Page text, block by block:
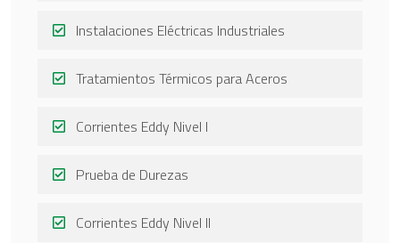
Instalaciones Eléctricas Industriales
Tratamientos Térmicos para Aceros
Corrientes Eddy Nivel I
Prueba de Durezas
Corrientes Eddy Nivel II